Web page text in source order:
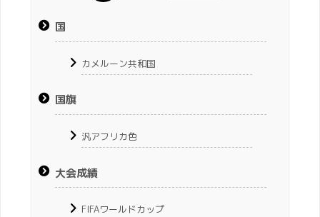
国
カメルーン共和国
国旗
汎アフリカ色
大会成績
FIFAワールドカップ